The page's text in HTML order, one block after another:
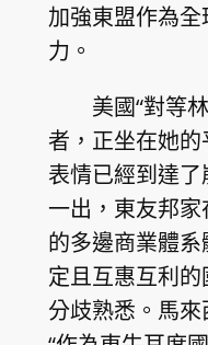
加強東盟作為
力。
美國“對等
者，正坐在她
表情已經到達
一出，東友邦
的多邊商業體
定且互惠互利
分歧熟悉。馬來